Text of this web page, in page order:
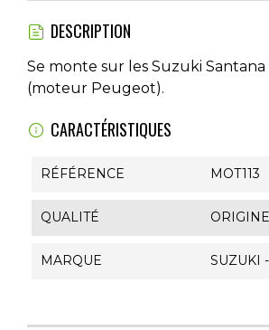
DESCRIPTION
Se monte sur les Suzuki Santana
(moteur Peugeot).
CARACTÉRISTIQUES
RÉFÉRENCE MOT113
QUALITÉ ORIGINE
MARQUE SUZUKI